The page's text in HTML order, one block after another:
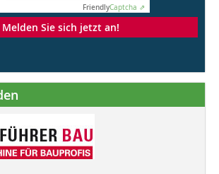
FriendlyCaptcha ⇗
Melden Sie sich jetzt an!